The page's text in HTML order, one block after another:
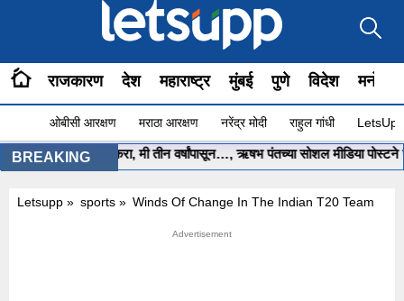
राजकारण देश महाराष्ट्र मुंबई पुणे विदेश
ओबीसी आरक्षण मराठा आरक्षण नरेंद्र मोदी राहुल गांधी
BREAKING
मला मदत करा, मी तीन वर्षांपासून…, ऋषभ पंतच्या सोशल मीडिया पोस्टने
Letsupp » sports » Winds Of Change In The Indian T20 Team